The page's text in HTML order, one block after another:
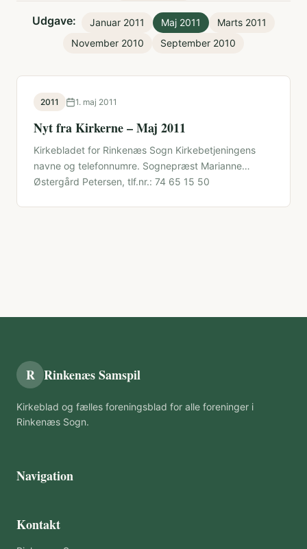
Udgave: Januar 2011 Maj 2011
Marts 2011
November 2010
September 2010
2011 1. maj 2011
Nyt fra Kirkerne – Maj 2011
Kirkebladet for Rinkenæs Sogn Kirkebetjeningens
navne og telefonnumre. Sognepræst Marianne
Østergård Petersen, tlf.nr.: 74 65 15 50
R Rinkenæs Samspil
Kirkeblad og fælles foreningsblad for alle foreninger i
Rinkenæs Sogn.
Navigation
Kontakt